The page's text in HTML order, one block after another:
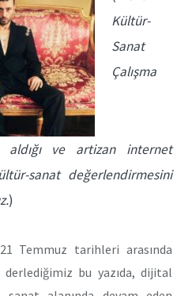
Kültür-
Sanat
Çalışma
aldığı ve artizan internet
sanat değerlendirmesini
)
Temmuz tarihleri arasında
derlediğimiz bu yazıda, dijital